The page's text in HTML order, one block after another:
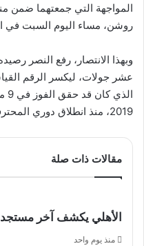
روشن، مساء اليوم السبت في
عشر جولات، ليكسر الرقم
2019، منذ انطلاق دوري المحترفين عام 2008.
مقالات ذات صلة
الأهلي يكشف آخر
منذ يوم واحد